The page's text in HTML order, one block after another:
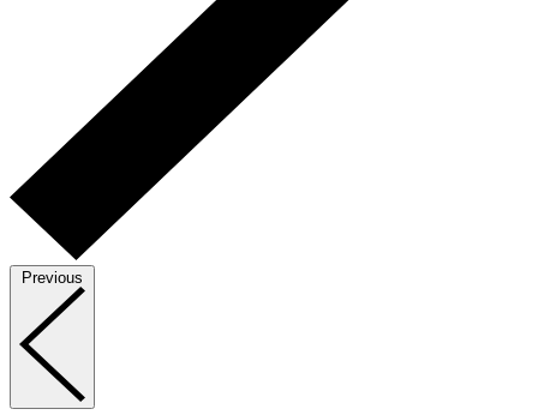
Previous